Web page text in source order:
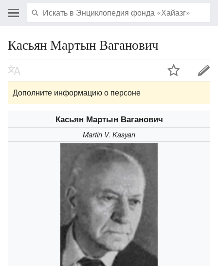
Касьян Мартын Ваганович
Дополните информацию о персоне
Касьян Мартын Ваганович
Martin V. Kasyan